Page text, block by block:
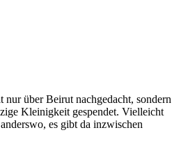
nur über Beirut nachgedacht, sondern
Kleinigkeit gespendet. Vielleicht
es gibt da inzwischen